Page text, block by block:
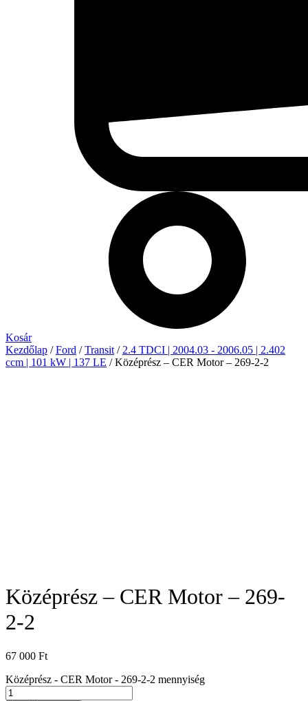
Kosár
Kezdőlap /Ford /Transit / 2.4 TDCI | 2004.03 - 2006.05 | 2.402
ccm | 101 kW | 137 LE / Középrész – CER Motor – 269-2-2
Középrész – CER Motor – 269-
2-2
67 000 Ft
Középrész - CER Motor - 269-2-2 mennyiség